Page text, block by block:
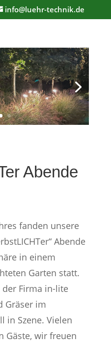
info@luehr-technik.de
Abende
fanden unsere
Abende
in einem
Garten statt.
der Firma in-lite
Gräser im
in Szene. Vielen
Gäste, wir freuen